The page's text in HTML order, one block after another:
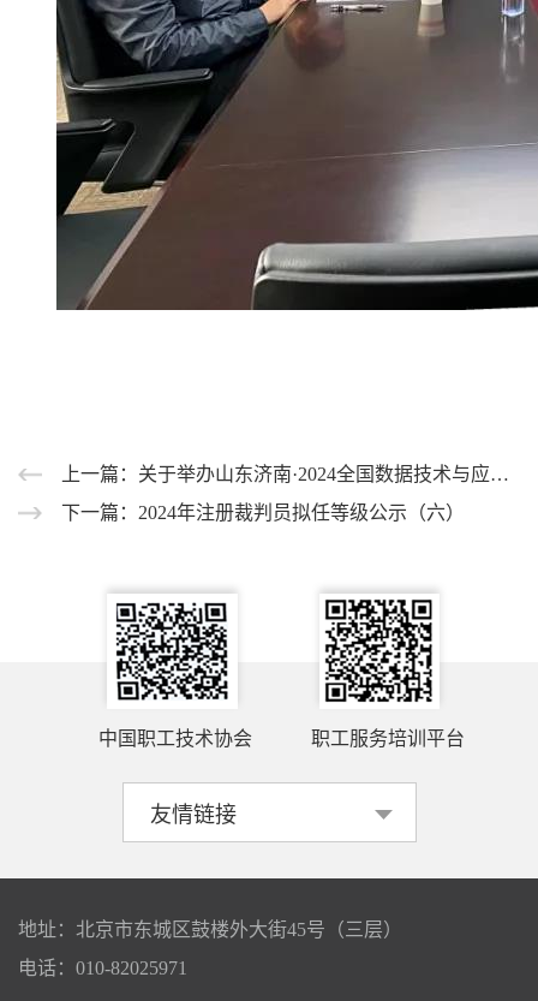
上一篇：关于举办山东济南·2024全国数据技术与应用职业技能竞赛的通知
下一篇：2024年注册裁判员拟任等级公示（六）
中国职工技术协会 职工服务培训平台
地址：北京市东城区鼓楼外大街45号（三层）
电话：010-82025971